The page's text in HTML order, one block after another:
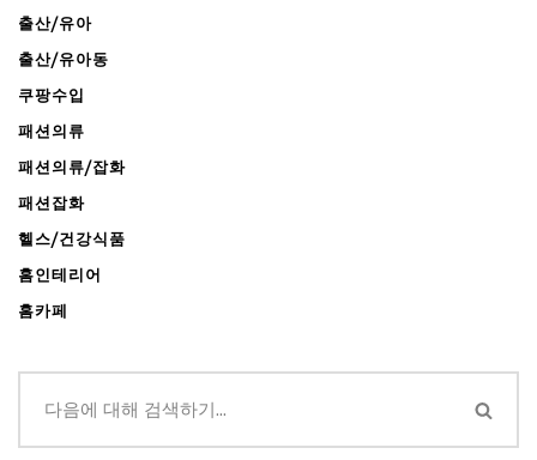
출산/유아
출산/유아동
쿠팡수입
패션의류
패션의류/잡화
패션잡화
헬스/건강식품
홈인테리어
홈카페